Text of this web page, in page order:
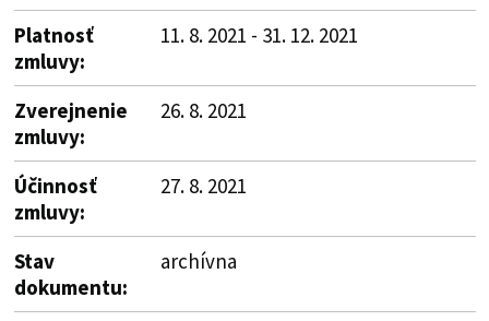
Platnosť
zmluvy:
11. 8. 2021 - 31. 12. 2021
Zverejnenie
zmluvy:
26. 8. 2021
Účinnosť
zmluvy:
27. 8. 2021
Stav
dokumentu:
archívna